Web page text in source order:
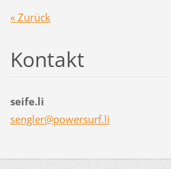
« Zurück
Kontakt
seife.li
sengler@powersurf.li